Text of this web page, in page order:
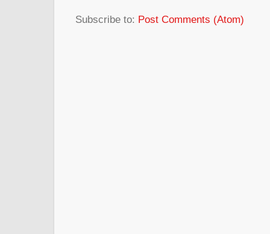
Subscribe to: Post Comments (Atom)